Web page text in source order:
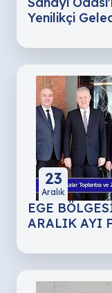
Yenilikçi
23
Aralık
EGE
ARALIK AYI